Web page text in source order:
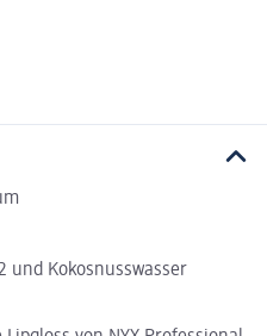
und Kokosnusswasser